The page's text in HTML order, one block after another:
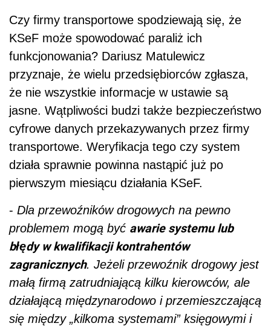
Czy firmy transportowe spodziewają się, że
KSeF może spowodować paraliż ich
funkcjonowania? Dariusz Matulewicz
przyznaje, że wielu przedsiębiorców zgłasza,
że nie wszystkie informacje w ustawie są
jasne. Wątpliwości budzi także bezpieczeństwo
cyfrowe danych przekazywanych przez firmy
transportowe. Weryfikacja tego czy system
działa sprawnie powinna nastąpić już po
pierwszym miesiącu działania KSeF.
- Dla przewoźników drogowych na pewno
problemem mogą być awarie systemu lub
błędy w kwalifikacji kontrahentów
zagranicznych. Jeżeli przewoźnik drogowy jest
małą firmą zatrudniającą kilku kierowców, ale
działającą międzynarodowo i przemieszczającą
się między „kilkoma systemami” księgowymi i